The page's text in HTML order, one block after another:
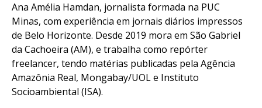
Ana Amélia Hamdan, jornalista formada na PUC
Minas, com experiência em jornais diários impressos
de Belo Horizonte. Desde 2019 mora em São Gabriel
da Cachoeira (AM), e trabalha como repórter
freelancer, tendo matérias publicadas pela Agência
Amazônia Real, Mongabay/UOL e Instituto
Socioambiental (ISA).